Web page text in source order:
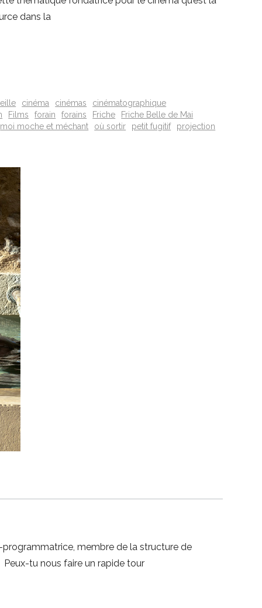
dans la
cinéma cinémas
cinématographique
Films forain forains Friche
Friche Belle de Mai
moi moche et méchant où sortir petit fugitif
projection
membre de la structure de
tu nous faire un rapide tour